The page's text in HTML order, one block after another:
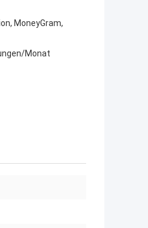
MoneyGram,
Monat